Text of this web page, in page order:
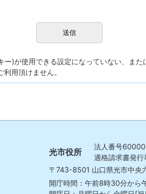
)が使用できる設定になっていない、ま
用頂けません。
光市役所
法人番号
適格請求書発
〒743-8501 山口県光市中央
開庁時間：午前8時30分から